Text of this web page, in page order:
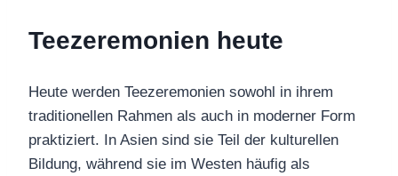
Teezeremonien heute
Heute werden Teezeremonien sowohl in ihrem
traditionellen Rahmen als auch in moderner Form
praktiziert. In Asien sind sie Teil der kulturellen
Bildung, während sie im Westen häufig als